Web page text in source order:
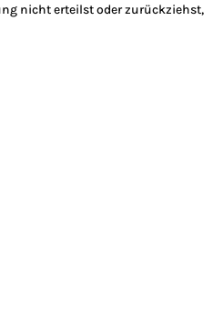
nicht erteilst oder zurückziehst,